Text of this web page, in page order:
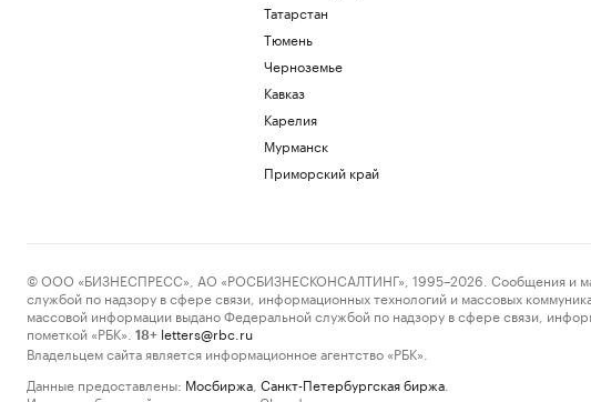
Татарстан
Тюмень
Черноземье
Кавказ
Карелия
Мурманск
Приморский край
© ООО «БИЗНЕСПРЕСС», АО «РОСБИЗНЕСКОНСАЛТИНГ», 1995–2026. Сообщения и
службой по надзору в сфере связи, информационных технологий и массовых
массовой информации выдано Федеральной службой по надзору в сфере связи,
пометкой «РБК».
18+ letters@rbc.ru
Владельцем сайта является информационное агентство «РБК».
Данные предоставлены: Мосбиржа Санкт-Петербургская биржа